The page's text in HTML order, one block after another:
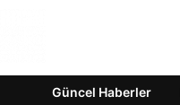
Güncel Haberler